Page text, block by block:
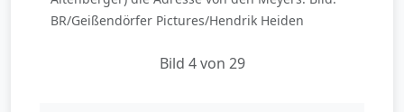
BR/Geißendörfer Pictures/Hendrik Heiden
Bild 4 von 29